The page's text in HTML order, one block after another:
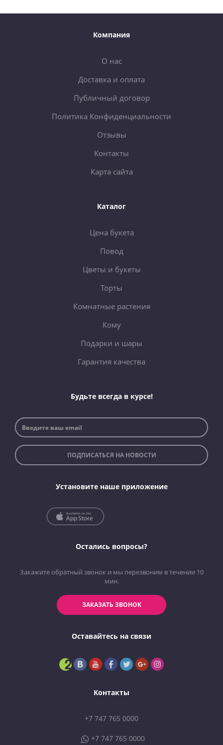
Компания
О нас
Доставка и оплата
Публичный договор
Политика Конфиденциальности
Отзывы
Контакты
Карта сайта
Каталог
Цена букета
Повод
Цветы и букеты
Торты
Комнатные растения
Кому
Подарки и шары
Гарантия качества
Будьте всегда в курсе!
ПОДПИСАТЬСЯ НА НОВОСТИ
Установите наше приложение
Остались вопросы?
Закажите обратный звонок и мы перезвоним в течении 10
мин.
ЗАКАЗАТЬ ЗВОНОК
Оставайтесь на связи
Контакты
+7 747 765 0000
+7 747 765 0000